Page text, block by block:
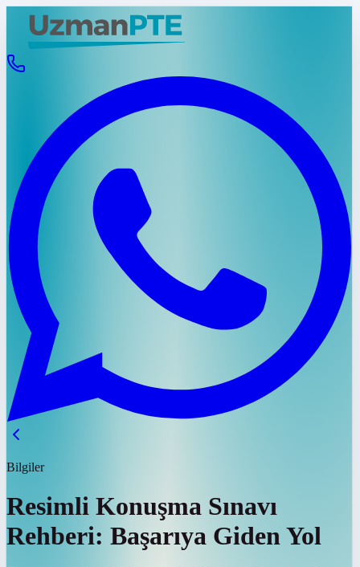
Bilgiler
Resimli Konuşma Sınavı
Rehberi: Başarıya Giden Yol